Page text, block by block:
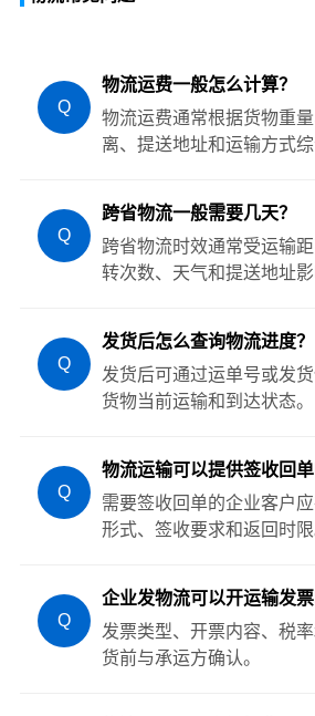
Q
物流运费一般怎么计算？
物流运费通常根据货物重
离、提送地址和运输方式综
Q
跨省物流一般需要几天？
跨省物流时效通常受运输
转次数、天气和提送地址影
Q
发货后怎么查询物流进度？
发货后可通过运单号或发
货物当前运输和到达状态。
Q
物流运输可以提供签收回单
需要签收回单的企业客户
形式、签收要求和返回时限
Q
企业发物流可以开运输发票
发票类型、开票内容、税
货前与承运方确认。